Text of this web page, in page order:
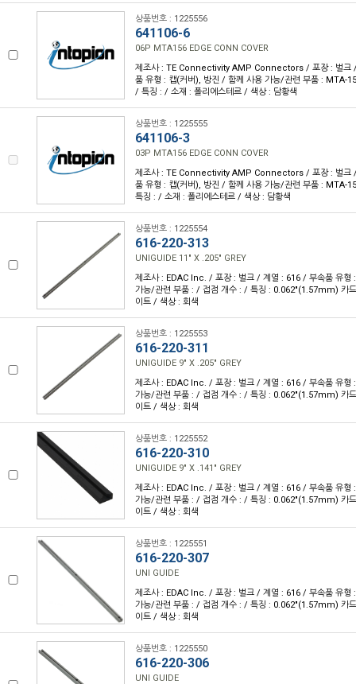
상품번호 : 1225556
641106-6
06P MTA156 EDGE CONN COVER
제조사 : TE Connectivity AMP Connectors / 포장 : 벌크
품 유형 : 캡(커버), 방진 / 함께 사용 가능/관련 부품 : MTA-
/ 특징 : / 소재 : 폴리에스테르 / 색상 : 담황색
상품번호 : 1225555
641106-3
03P MTA156 EDGE CONN COVER
제조사 : TE Connectivity AMP Connectors / 포장 : 벌크
품 유형 : 캡(커버), 방진 / 함께 사용 가능/관련 부품 : MTA-
특징 : / 소재 : 폴리에스테르 / 색상 : 담황색
상품번호 : 1225554
616-220-313
UNIGUIDE 11" X .205" GREY
제조사 : EDAC Inc. / 포장 : 벌크 / 계열 : 616 / 부속품 유형
가능/관련 부품 : / 접점 개수 : / 특징 : 0.062"(1.57mm) 카
이트 / 색상 : 회색
상품번호 : 1225553
616-220-311
UNIGUIDE 9" X .205" GREY
제조사 : EDAC Inc. / 포장 : 벌크 / 계열 : 616 / 부속품 유형
가능/관련 부품 : / 접점 개수 : / 특징 : 0.062"(1.57mm) 카
이트 / 색상 : 회색
상품번호 : 1225552
616-220-310
UNIGUIDE 9" X .141" GREY
제조사 : EDAC Inc. / 포장 : 벌크 / 계열 : 616 / 부속품 유형
가능/관련 부품 : / 접점 개수 : / 특징 : 0.062"(1.57mm) 카
이트 / 색상 : 회색
상품번호 : 1225551
616-220-307
UNI GUIDE
제조사 : EDAC Inc. / 포장 : 벌크 / 계열 : 616 / 부속품 유형
가능/관련 부품 : / 접점 개수 : / 특징 : 0.062"(1.57mm) 카
이트 / 색상 : 회색
상품번호 : 1225550
616-220-306
UNI GUIDE